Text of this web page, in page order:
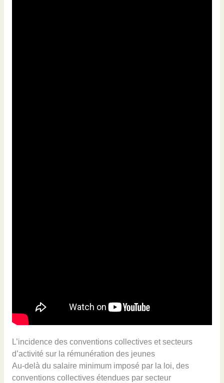
L’incidence des conventions collectives et secteurs
d’activité sur la rémunération des jeunes
Au-delà du salaire minimum imposé par la loi, des
conventions collectives étendues par secteur